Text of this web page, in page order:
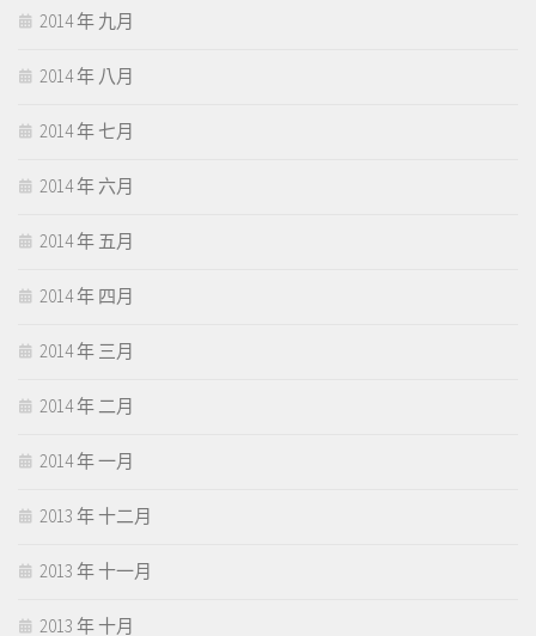
2014 年 九月
2014 年 八月
2014 年 七月
2014 年 六月
2014 年 五月
2014 年 四月
2014 年 三月
2014 年 二月
2014 年 一月
2013 年 十二月
2013 年 十一月
2013 年 十月